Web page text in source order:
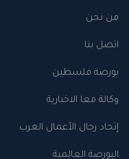
من نحن
اتصل بنا
بورصة فلسطين
وكالة معا الاخبارية
إتحاد رجال الأعمال العرب
البورصة العالمية